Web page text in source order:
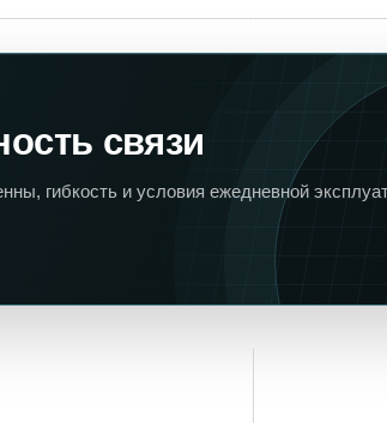
связи
гибкость и условия ежедневной